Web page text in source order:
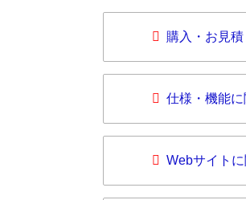
購入・お見
仕様・機能
Webサイト